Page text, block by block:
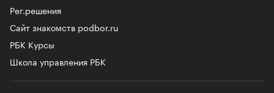
Рег.решения
Сайт знакомств podbor.ru
РБК Курсы
Школа управления РБК